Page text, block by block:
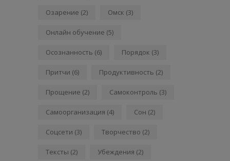
Озарение (2) Омск (3)
Онлайн обучение (5)
Осознанность (6) Порядок (3)
Притчи (6) Продуктивность (2)
Прощение (2) Самоконтроль (3)
Самоорганизация (4) Сон (2)
Соцсети (3) Творчество (2)
Тексты (2) Убеждения (2)